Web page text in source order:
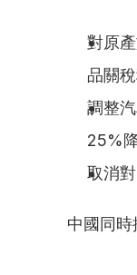
對原
品關
調整
25%
取消
中國同時